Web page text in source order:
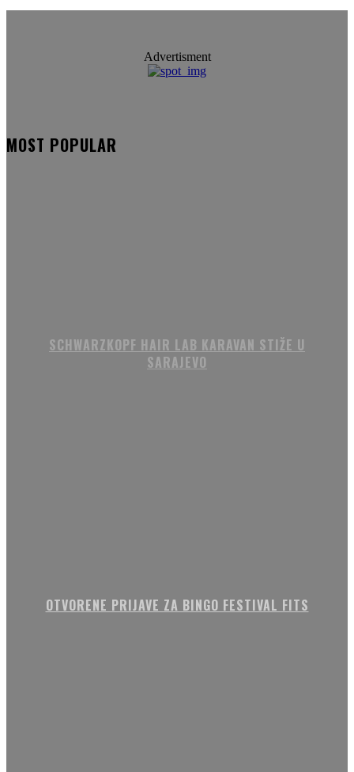
Advertisment
MOST POPULAR
SCHWARZKOPF HAIR LAB KARAVAN STIŽE U
SARAJEVO
OTVORENE PRIJAVE ZA BINGO FESTIVAL FITS